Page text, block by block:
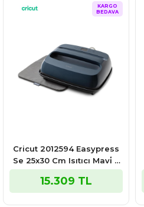
Cricut 2012594 Easypress
Se 25x30 Cm Isıtıcı Mavi̇ +
Easypress Matı
15.309 TL
KARGO
BEDAVA